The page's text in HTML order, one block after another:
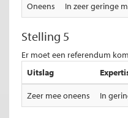
Oneens In zeer geringe
Stelling 5
Er moet een referendum
Uitslag
Zeer mee oneens In